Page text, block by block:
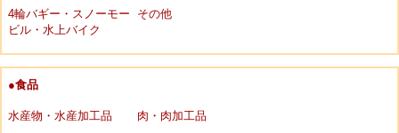
4輪バギー・スノーモー
ビル・水上バイク
その他
●食品
水産物・水産加工品
肉・肉加工品